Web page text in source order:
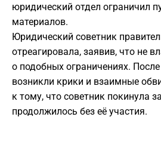
юридический отдел ограничил
материалов.
Юридический советник
отреагировала, заявив, что не
о подобных ограничениях.
возникли крики и взаимные
к тому, что советник покинула
продолжилось без её участия.